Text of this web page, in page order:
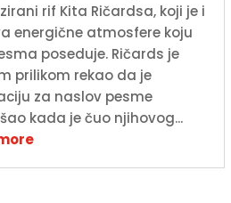
rif Kita Ričardsa, koji je i
energične atmosfere koju
poseduje. Ričards je
prilikom rekao da je
za naslov pesme
kada je čuo njihovog...